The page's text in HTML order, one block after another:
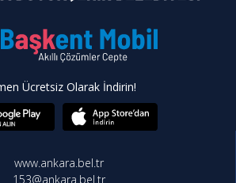
Ücretsiz Olarak İndirin!
www.ankara.bel.tr
153@ankara.bel.tr